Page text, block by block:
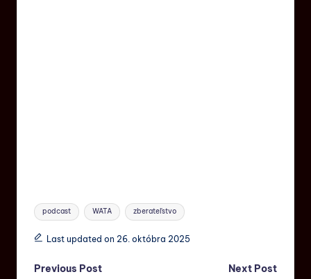
podcast WATA zberateľstvo
Last updated on 26. októbra 2025
Previous Post
Next Post